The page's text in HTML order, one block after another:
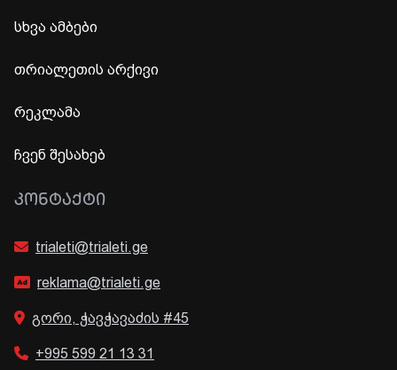
სხვა ამბები
თრიალეთის არქივი
რეკლამა
ჩვენ შესახებ
ᲙᲝᲜᲢᲐᲥᲢᲘ
trialeti@trialeti.ge
reklama@trialeti.ge
გორი, ჭავჭავაძის #45
+995 599 21 13 31